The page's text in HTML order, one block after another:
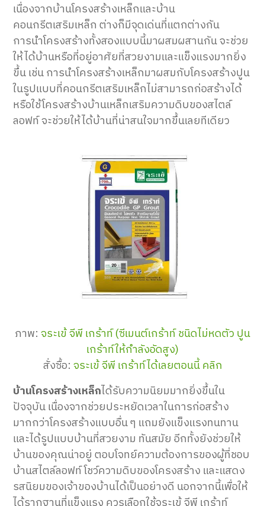
เนื่องจากบ้านโครงสร้างเหล็กและบ้าน
คอนกรีตเสริมเหล็ก ต่างก็มีจุดเด่นที่แตกต่างกัน
การนำโครงสร้างทั้งสองแบบนี้มาผสมผสานกัน จะช่วย
ให้ได้บ้านหรือที่อยู่อาศัยที่สวยงามและแข็งแรงมากยิ่ง
ขึ้น เช่น การนำโครงสร้างเหล็กมาผสมกับโครงสร้างปูน
ในรูปแบบที่คอนกรีตเสริมเหล็กไม่สามารถก่อสร้างได้
หรือใช้โครงสร้างบ้านเหล็กเสริมความดิบของสไตล์
ลอฟท์ จะช่วยให้ได้บ้านที่น่าสนใจมากขึ้นเลยทีเดียว
ภาพ: จระเข้ จีพี เกร้าท์ (ซีเมนต์เกร้าท์ ชนิดไม่หดตัว ปูน
เกร้าท์ให้กําลังอัดสูง)
สั่งซื้อ: จระเข้ จีพี เกร้าท์ได้เลยตอนนี้ คลิก
บ้านโครงสร้างเหล็กได้รับความนิยมมากยิ่งขึ้นใน
ปัจจุบัน เนื่องจากช่วยประหยัดเวลาในการก่อสร้าง
มากกว่าโครงสร้างแบบอื่น ๆ แถมยังแข็งแรงทนทาน
และได้รูปแบบบ้านที่สวยงาม ทันสมัย อีกทั้งยังช่วยให้
บ้านของคุณน่าอยู่ ตอบโจทย์ความต้องการของผู้ที่ชอบ
บ้านสไตล์ลอฟท์ โชว์ความดิบของโครงสร้าง และแสดง
รสนิยมของเจ้าของบ้านได้เป็นอย่างดี นอกจากนี้เพื่อให้